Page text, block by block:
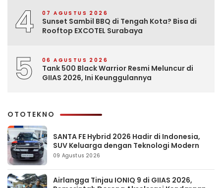
4 07 AGUSTUS 2026
Sunset Sambil BBQ di Tengah Kota? Bisa di
Rooftop EXCOTEL Surabaya
5 06 AGUSTUS 2026
Tank 500 Black Warrior Resmi Meluncur di
GIIAS 2026, Ini Keunggulannya
OTOTEKNO
SANTA FE Hybrid 2026 Hadir di Indonesia,
SUV Keluarga dengan Teknologi Modern
09 Agustus 2026
Airlangga Tinjau IONIQ 9 di GIIAS 2026,